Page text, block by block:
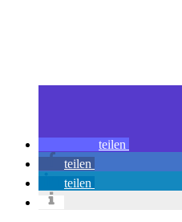
teilen
teilen
teilen